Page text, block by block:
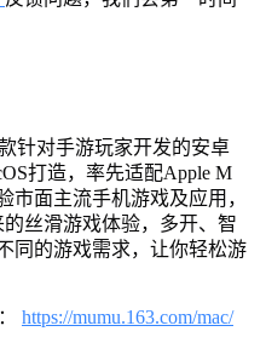
针对手游玩家开发的安卓
打造，率先适配Apple M
市面主流手机游戏及应用，
丝滑游戏体验，多开、智
同的游戏需求，让你轻松游
https://mumu.163.com/mac/